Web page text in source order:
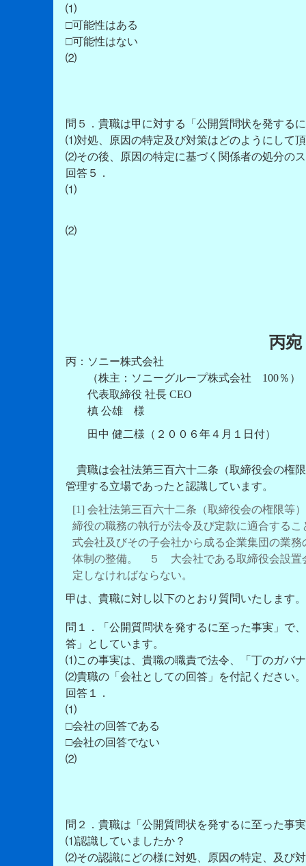
⑴
□可能性はある
□可能性はない
⑵
問５．貴職は甲に対する「公開質問状を発する
⑴対処、原因の特定及び対策はどのようにして
⑵その後、原因の特定に基づく関係者の処分の
回答５．
⑴
⑵
丙
丙：ソニー株式会社
（株主：ソニーグループ株式会社 100％）
代表取締役 社長 CEO
槙 公雄 様
田中 健二様（２００６年４月１日付）
貴職は会社法第三百六十二条（取締役会の権
管理する立場であったと認識しています。
[1] 会社法第三百六十二条（取締役会の権限等
締役の職務の執行が法令及び定款に適合する
式会社及びその子会社から成る企業集団の業
体制の整備。 ５ 大会社である取締役会設置
定しなければならない。
甲は、貴職に対し以下のとおり質問いたします。
問１．「公開質問状を発するに至った事実」で
答」としています。
⑴この事実は、貴職の職責で法令、「丁のガバ
⑵貴職の「会社としての回答」を付記ください。
回答１．
⑴
□会社の回答である
□会社の回答でない
⑵
問２．貴職は「公開質問状を発するに至った事
⑴認識していましたか？
⑵その認識にどの様に対処、原因の特定、及び